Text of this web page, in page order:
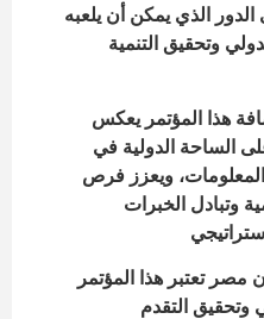
الذي يمكن أن يلعبه
وتحقيق التنمية
هذا المؤتمر يعكس
الساحة الدولية في
المعلومات، ويعزز فرص
وتبادل الخبرات
مصر تعتبر هذا المؤتمر
وتحقيق التقدم